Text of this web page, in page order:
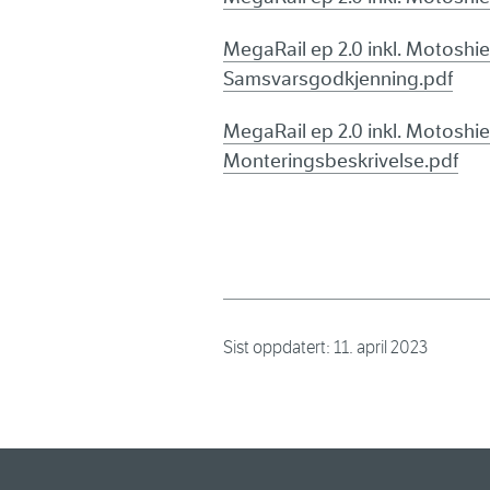
MegaRail ep 2.0 inkl.
Samsvarsgodkjenning.pdf
MegaRail ep 2.0 inkl.
Monteringsbeskrivelse.pdf
Sist oppdatert: 11. april 2023